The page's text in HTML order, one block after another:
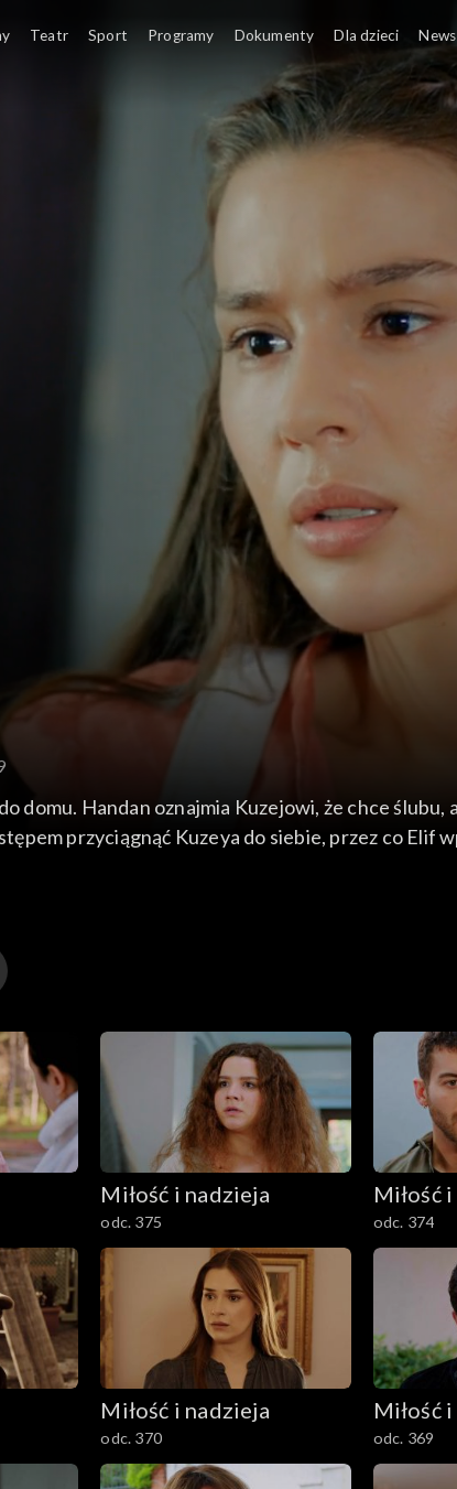
domu. Handan oznajmia Kuzejowi, że chce ślubu,
przyciągnąć Kuzeya do siebie, przez co Elif
Miłość i nadzieja
odc. 375
Miłość
odc. 374
Miłość i nadzieja
odc. 370
Miłość
odc. 369
Teatr Sport Programy Dokumenty Dla dzieci News